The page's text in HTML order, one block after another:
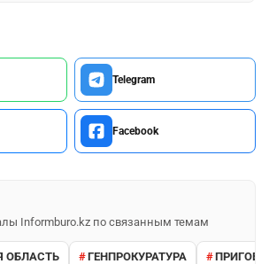
Telegram
Facebook
Informburo.kz по связанным темам
ОБЛАСТЬ ГЕНПРОКУРАТУРА